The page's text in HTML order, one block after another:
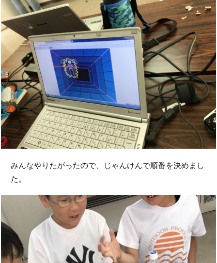
みんなやりたがったので、じゃんけんで順番を決めまし
た。